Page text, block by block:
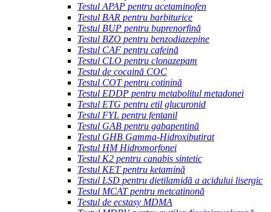
Testul APAP pentru acetaminofen
Testul BAR pentru barbiturice
Testul BUP pentru buprenorfină
Testul BZO pentru benzodiazepine
Testul CAF pentru cafeină
Testul CLO pentru clonazepam
Testul de cocaină COC
Testul COT pentru cotinină
Testul EDDP pentru metabolitul metadonei
Testul ETG pentru etil glucuronid
Testul FYL pentru fentanil
Testul GAB pentru gabapentină
Testul GHB Gamma-Hidroxibutirat
Testul HM Hidromorfonei
Testul K2 pentru canabis sintetic
Testul KET pentru ketamină
Testul LSD pentru dietilamidă a acidului lisergic
Testul MCAT pentru metcatinonă
Testul de ecstasy MDMA